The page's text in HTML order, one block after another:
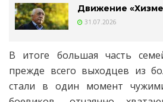
Движение
31.07.2026
В итоге большая часть
прежде всего выходцев из
стали в один момент